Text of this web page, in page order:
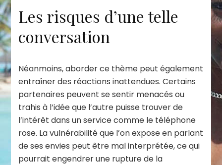
Les risques d’une telle
conversation
Néanmoins, aborder ce thème peut également
entraîner des réactions inattendues. Certains
partenaires peuvent se sentir menacés ou
trahis à l’idée que l’autre puisse trouver de
l’intérêt dans un service comme le téléphone
rose. La vulnérabilité que l’on expose en parlant
de ses envies peut être mal interprétée, ce qui
pourrait engendrer une rupture de la